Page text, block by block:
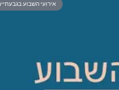
אירועי השבוע